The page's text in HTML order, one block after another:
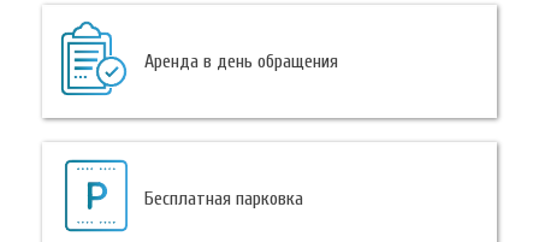
Аренда в день обращения
Бесплатная парковка